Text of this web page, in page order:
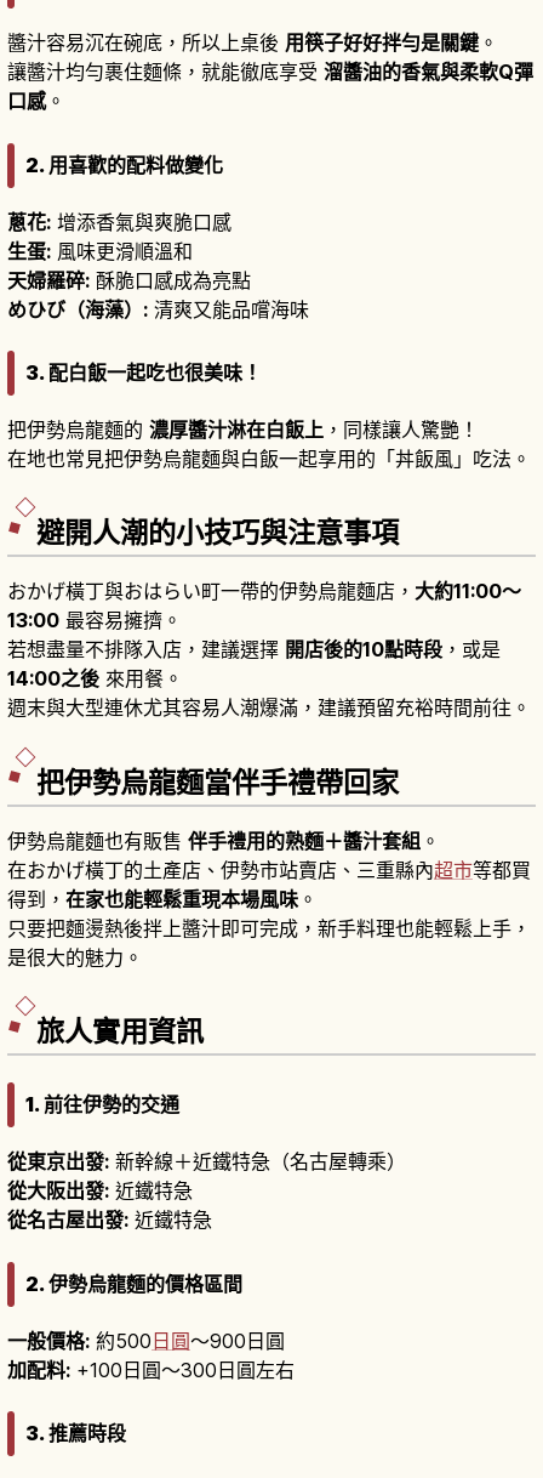
醬汁容易沉在碗底，所以上桌後 用筷子好好拌勻是關鍵 。
讓醬汁均勻裹住麵條，就能徹底享受 溜醬油的香氣與柔軟Q彈
口感。
2. 用喜歡的配料做變化
蔥花: 增添香氣與爽脆口感
生蛋: 風味更滑順溫和
天婦羅碎: 酥脆口感成為亮點
めひび（海藻）: 清爽又能品嚐海味
3. 配白飯一起吃也很美味！
把伊勢烏龍麵的 濃厚醬汁淋在白飯上 ，同樣讓人驚艷！
在地也常見把伊勢烏龍麵與白飯一起享用的「丼飯風」吃法。
避開人潮的小技巧與注意事項
おかげ橫丁與おはらい町一帶的伊勢烏龍麵店， 大約11:00〜
13:00 最容易擁擠。
若想盡量不排隊入店，建議選擇 開店後的10點時段 ，或是
14:00之後 來用餐。
週末與大型連休尤其容易人潮爆滿，建議預留充裕時間前往。
把伊勢烏龍麵當伴手禮帶回家
伊勢烏龍麵也有販售 伴手禮用的熟麵＋醬汁套組 。
在おかげ橫丁的土產店、伊勢市站賣店、三重縣內超市等都買
得到， 在家也能輕鬆重現本場風味 。
只要把麵燙熱後拌上醬汁即可完成，新手料理也能輕鬆上手，
是很大的魅力。
旅人實用資訊
1. 前往伊勢的交通
從東京出發: 新幹線＋近鐵特急（名古屋轉乘）
從大阪出發: 近鐵特急
從名古屋出發: 近鐵特急
2. 伊勢烏龍麵的價格區間
一般價格: 約500日圓〜900日圓
加配料: +100日圓〜300日圓左右
3. 推薦時段